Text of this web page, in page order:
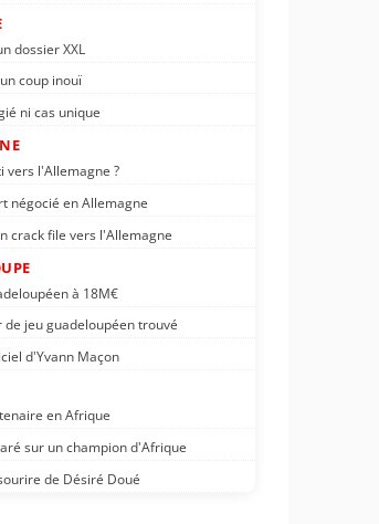
dossier XXL
coup inouï
ni cas unique
vers l'Allemagne ?
négocié en Allemagne
crack file vers l'Allemagne
à 18M€
de jeu guadeloupéen trouvé
d'Yvann Maçon
en Afrique
sur un champion d'Afrique
de Désiré Doué